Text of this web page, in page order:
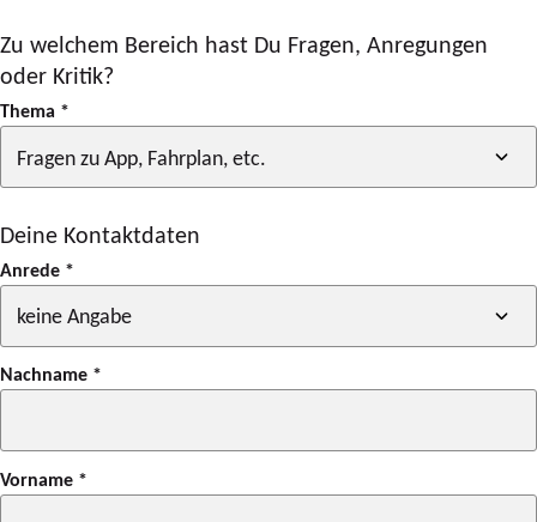
Zu welchem Bereich hast Du Fragen, Anregungen
oder Kritik?
Thema *
Deine Kontaktdaten
Anrede *
Nachname *
Vorname *